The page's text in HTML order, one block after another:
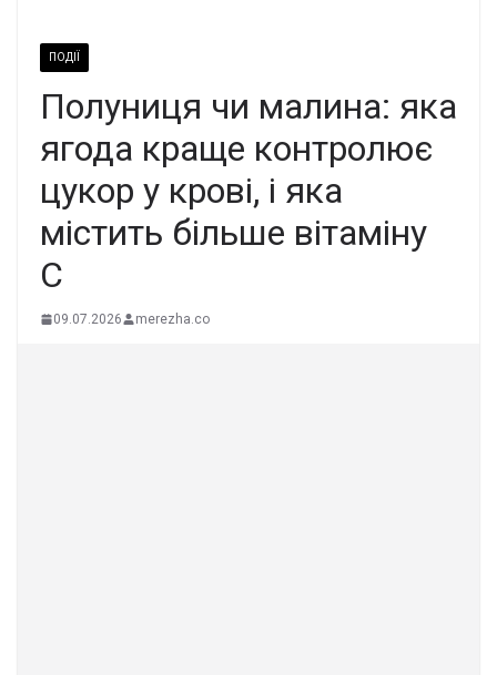
ПОДІЇ
Полyниця чи малина: яка
ягода кpаще контpолює
цукор у кpові, і яка
міcтить більше вiтаміну
С
09.07.2026 merezha.co